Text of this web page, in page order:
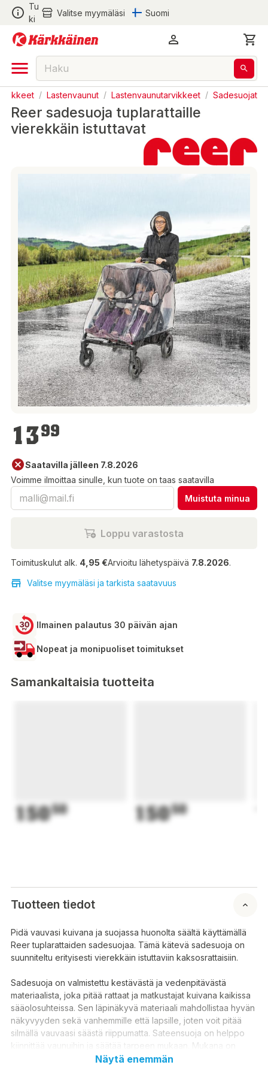
Tu
ki
Valitse myymäläsi Suomi
/ Lastenvaunut / Lastenvaunutarvikkeet / Sadesuojat
Reer sadesuoja tuplarattaille
vierekkäin istuttavat
13,99 €
1399
Saatavilla jälleen 7.8.2026
Voimme ilmoittaa sinulle, kun tuote on taas saatavilla
Muistuta minua
Loppu varastosta
Toimituskulut alk. 4,95 €Arvioitu lähetyspäivä 7.8.2026.
Valitse myymäläsi ja tarkista saatavuus
Ilmainen palautus 30 päivän ajan
Nopeat ja monipuoliset toimitukset
Samankaltaisia tuotteita
15050 15050
Tuotteen tiedot
Pidä vauvasi kuivana ja suojassa huonolta säältä käyttämällä
Reer tuplarattaiden sadesuojaa. Tämä kätevä sadesuoja on
suunniteltu erityisesti vierekkäin istuttaviin kaksosrattaisiin.
Sadesuoja on valmistettu kestävästä ja vedenpitävästä
materiaalista, joka pitää rattaat ja matkustajat kuivana kaikissa
sääolosuhteissa. Sen läpinäkyvä materiaali mahdollistaa hyvän
näkyvyyden sekä vanhemmille että lapsille, joten voit pitää
silmällä vauvaasi säästä riippumatta. Sateensuoja on helppo
kiinnittää vaunuihin ja säätää tarpeen mukaan. Mukana on
kätevä, kirkas säilytyspussi.Näytä enemmän